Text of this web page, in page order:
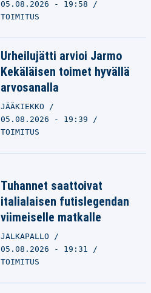
05.08.2026 - 19:58
TOIMITUS
Urheilujätti arvioi Jarmo
Kekäläisen toimet hyvällä
arvosanalla
JÄÄKIEKKO
05.08.2026 - 19:39
TOIMITUS
Tuhannet saattoivat
italialaisen futislegendan
viimeiselle matkalle
JALKAPALLO
05.08.2026 - 19:31
TOIMITUS